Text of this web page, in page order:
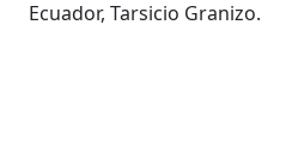
Ecuador, Tarsicio Granizo.